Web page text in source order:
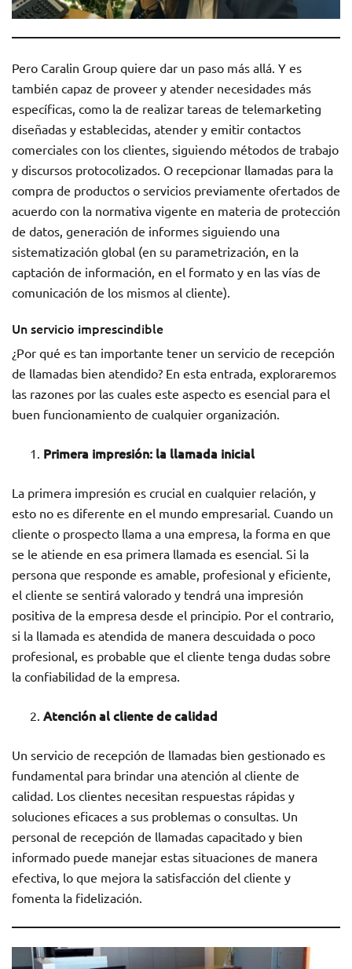
Pero Caralin Group quiere dar un paso más allá. Y es
también capaz de proveer y atender necesidades más
específicas, como la de realizar tareas de telemarketing
diseñadas y establecidas, atender y emitir contactos
comerciales con los clientes, siguiendo métodos de trabajo
y discursos protocolizados. O recepcionar llamadas para la
compra de productos o servicios previamente ofertados de
acuerdo con la normativa vigente en materia de protección
de datos, generación de informes siguiendo una
sistematización global (en su parametrización, en la
captación de información, en el formato y en las vías de
comunicación de los mismos al cliente).
Un servicio imprescindible
¿Por qué es tan importante tener un servicio de recepción
de llamadas bien atendido? En esta entrada, exploraremos
las razones por las cuales este aspecto es esencial para el
buen funcionamiento de cualquier organización.
Primera impresión: la llamada inicial
La primera impresión es crucial en cualquier relación, y
esto no es diferente en el mundo empresarial. Cuando un
cliente o prospecto llama a una empresa, la forma en que
se le atiende en esa primera llamada es esencial. Si la
persona que responde es amable, profesional y eficiente,
el cliente se sentirá valorado y tendrá una impresión
positiva de la empresa desde el principio. Por el contrario,
si la llamada es atendida de manera descuidada o poco
profesional, es probable que el cliente tenga dudas sobre
la confiabilidad de la empresa.
Atención al cliente de calidad
Un servicio de recepción de llamadas bien gestionado es
fundamental para brindar una atención al cliente de
calidad. Los clientes necesitan respuestas rápidas y
soluciones eficaces a sus problemas o consultas. Un
personal de recepción de llamadas capacitado y bien
informado puede manejar estas situaciones de manera
efectiva, lo que mejora la satisfacción del cliente y
fomenta la fidelización.